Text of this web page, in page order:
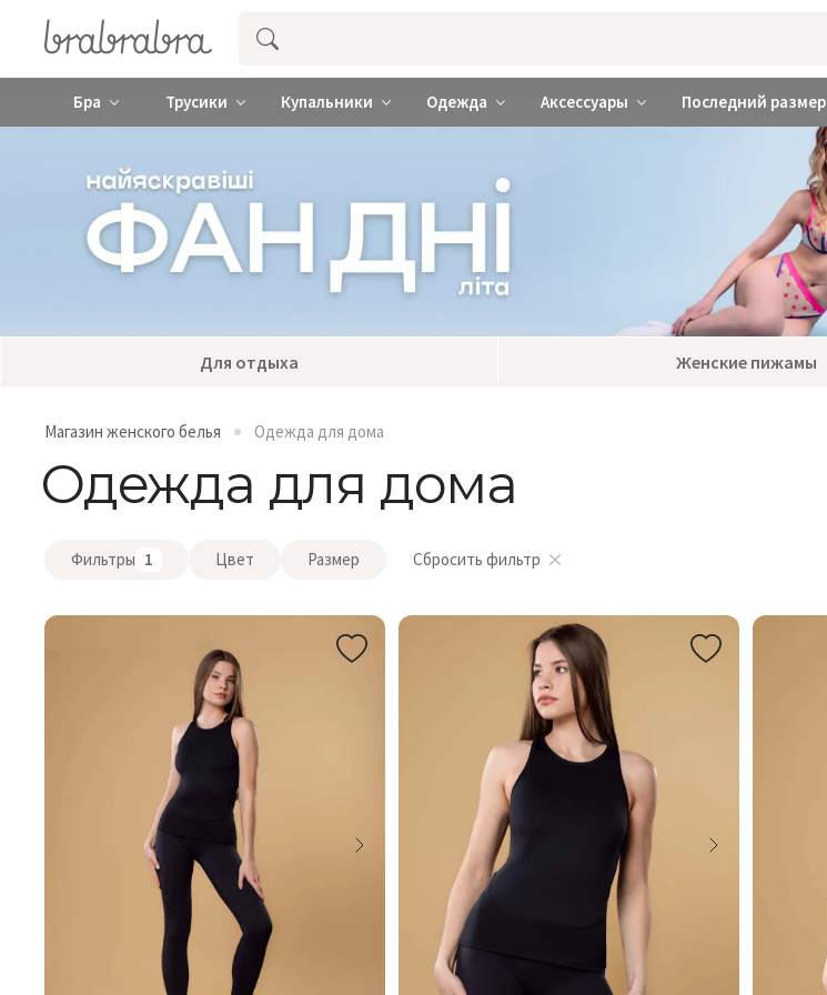
Купить нижнее женское белье ❤️ brabrabra ❤️ Киев и Украина
Бра Трусики Купальники Одежда Аксессуары Последний размер
Для отдыха Женские пижамы
Магазин женского белья Одежда для дома
Одежда для дома
Фильтры 1 Цвет Размер Сбросить фильтр